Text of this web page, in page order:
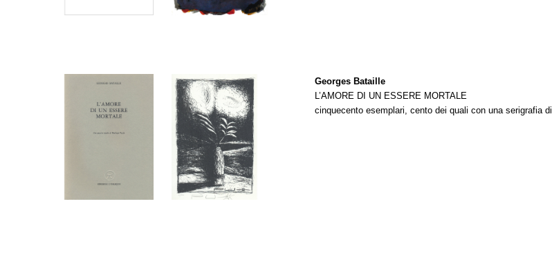
Georges Bataille
L’AMORE DI UN ESSERE MORTALE
cinquecento esemplari, cento dei quali con una serigrafia di